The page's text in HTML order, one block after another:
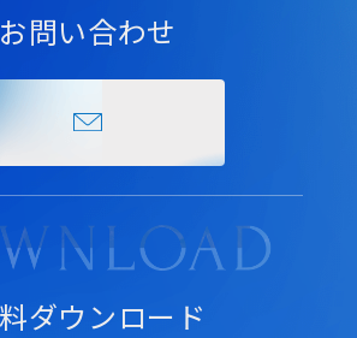
ダウンロード
お問い合わせ